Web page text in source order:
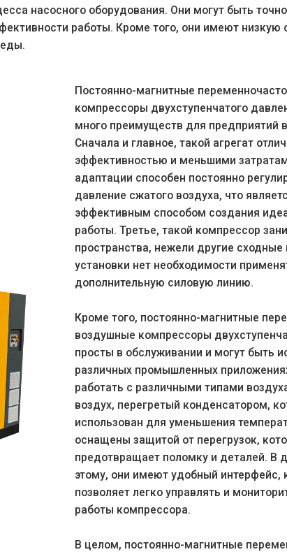
насосного оборудования. Они могут быть
работы. Кроме того, они имеют низкую
Постоянно-магнитные
компрессоры двухступенчатого
много преимуществ для предприятий
Сначала и главное, такой агрегат
эффективностью и меньшими
адаптации способен постоянно
давление сжатого воздуха, что
эффективным способом создания
работы. Третье, такой компрессор
пространства, нежели другие
установки нет необходимости
дополнительную силовую линию.
Кроме того, постоянно-магнитные
воздушные компрессоры
просты в обслуживании и могут быть
различных промышленных
работать с различными типами
воздух, перегретый конденсатором,
использован для уменьшения
оснащены защитой от перегрузок,
предотвращает поломку и деталей. В
этому, они имеют удобный интерфейс,
позволяет легко управлять и
работы компрессора.
В целом, постоянно-магнитные